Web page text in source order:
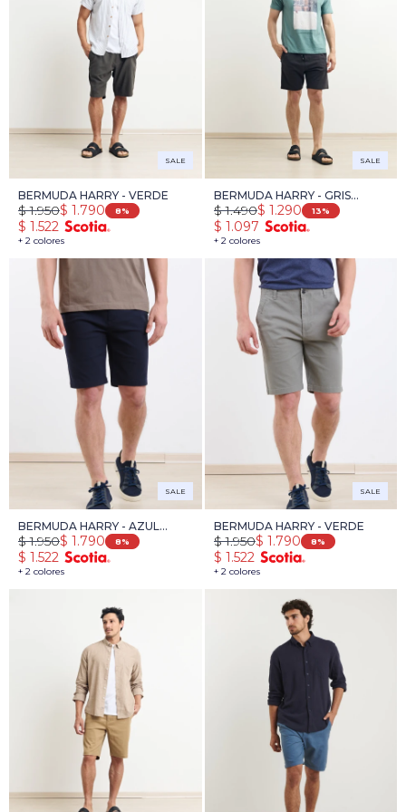
SALE
BERMUDA HARRY - VERDE
+ 2 colores
$ 1.790
$ 1.950 8
$ 1.522
SALE
BERMUDA HARRY - GRIS
OSCURO
+ 2 colores
$ 1.290
$ 1.490 13
$ 1.097
SALE
BERMUDA HARRY - AZUL
OSCURO
+ 2 colores
$ 1.790
$ 1.950 8
$ 1.522
SALE
BERMUDA HARRY - VERDE
+ 2 colores
$ 1.790
$ 1.950 8
$ 1.522